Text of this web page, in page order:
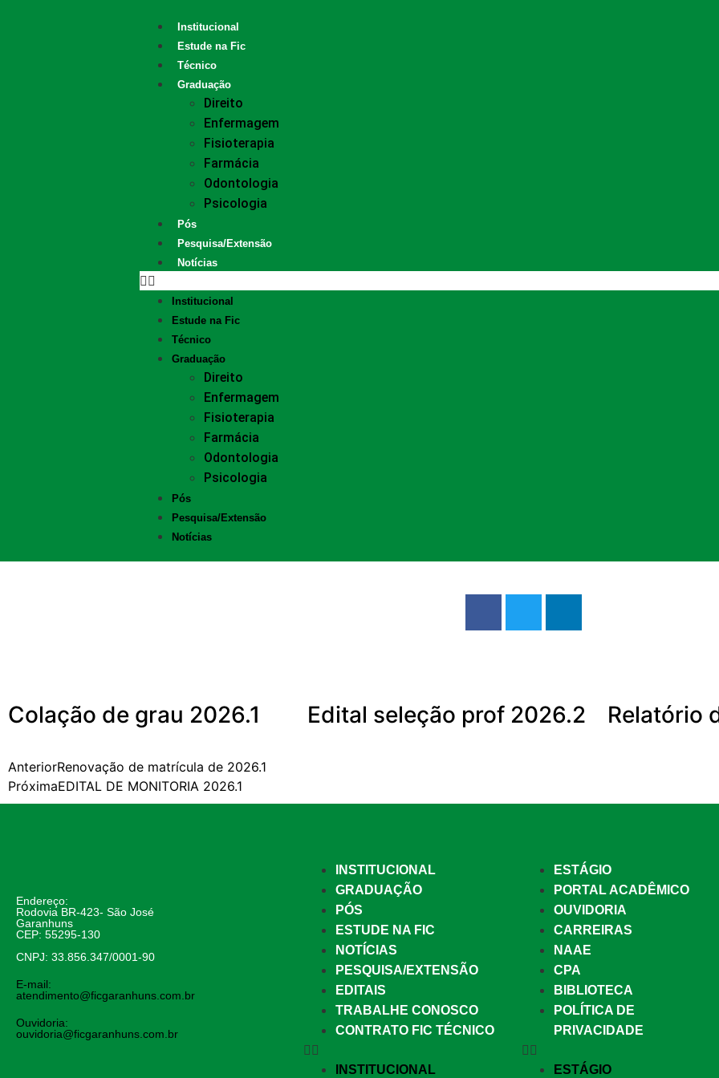
Institucional
Estude na Fic
Técnico
Graduação
Direito
Enfermagem
Fisioterapia
Farmácia
Odontologia
Psicologia
Pós
Pesquisa/Extensão
Notícias
Institucional
Estude na Fic
Técnico
Graduação
Direito
Enfermagem
Fisioterapia
Farmácia
Odontologia
Psicologia
Pós
Pesquisa/Extensão
Notícias
Colação de grau 2026.1 Edital seleção prof 2026.2 Relatório
AnteriorRenovação de matrícula de 2026.1
PróximaEDITAL DE MONITORIA 2026.1
Endereço:
Rodovia BR-423- São José
Garanhuns
CEP: 55295-130
CNPJ: 33.856.347/0001-90
E-mail:
atendimento@ficgaranhuns.com.br
Ouvidoria:
ouvidoria@ficgaranhuns.com.br
INSTITUCIONAL
GRADUAÇÃO
PÓS
ESTUDE NA FIC
NOTÍCIAS
PESQUISA/EXTENSÃO
EDITAIS
TRABALHE CONOSCO
CONTRATO FIC TÉCNICO
INSTITUCIONAL
ESTÁGIO
PORTAL ACADÊMICO
OUVIDORIA
CARREIRAS
NAAE
CPA
BIBLIOTECA
POLÍTICA DE
PRIVACIDADE
ESTÁGIO